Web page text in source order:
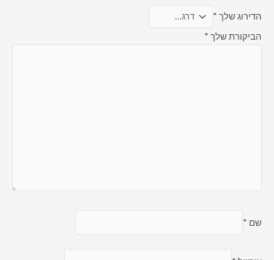
הדירוג שלך *
הביקורת שלך *
שם *